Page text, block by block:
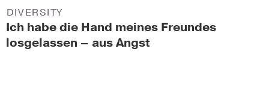
Ich habe die Hand meines Freundes
losgelassen – aus Angst
DIVERSITY